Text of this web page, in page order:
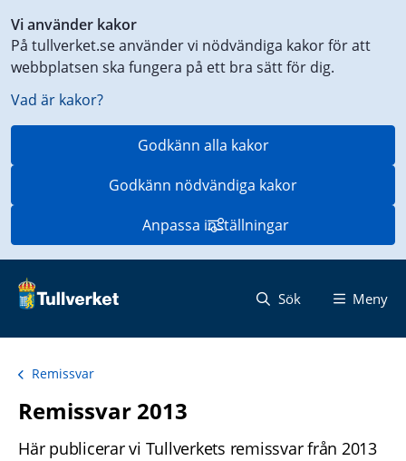
Vi använder kakor
På tullverket.se använder vi nödvändiga kakor för att
webbplatsen ska fungera på ett bra sätt för dig.
Vad är kakor?
Godkänn alla kakor
Godkänn nödvändiga kakor
Anpassa inställningar
till
innehåll
på
aktuell
Sök Meny
Remissvar
Remissvar 2013
Här publicerar vi Tullverkets remissvar från 2013